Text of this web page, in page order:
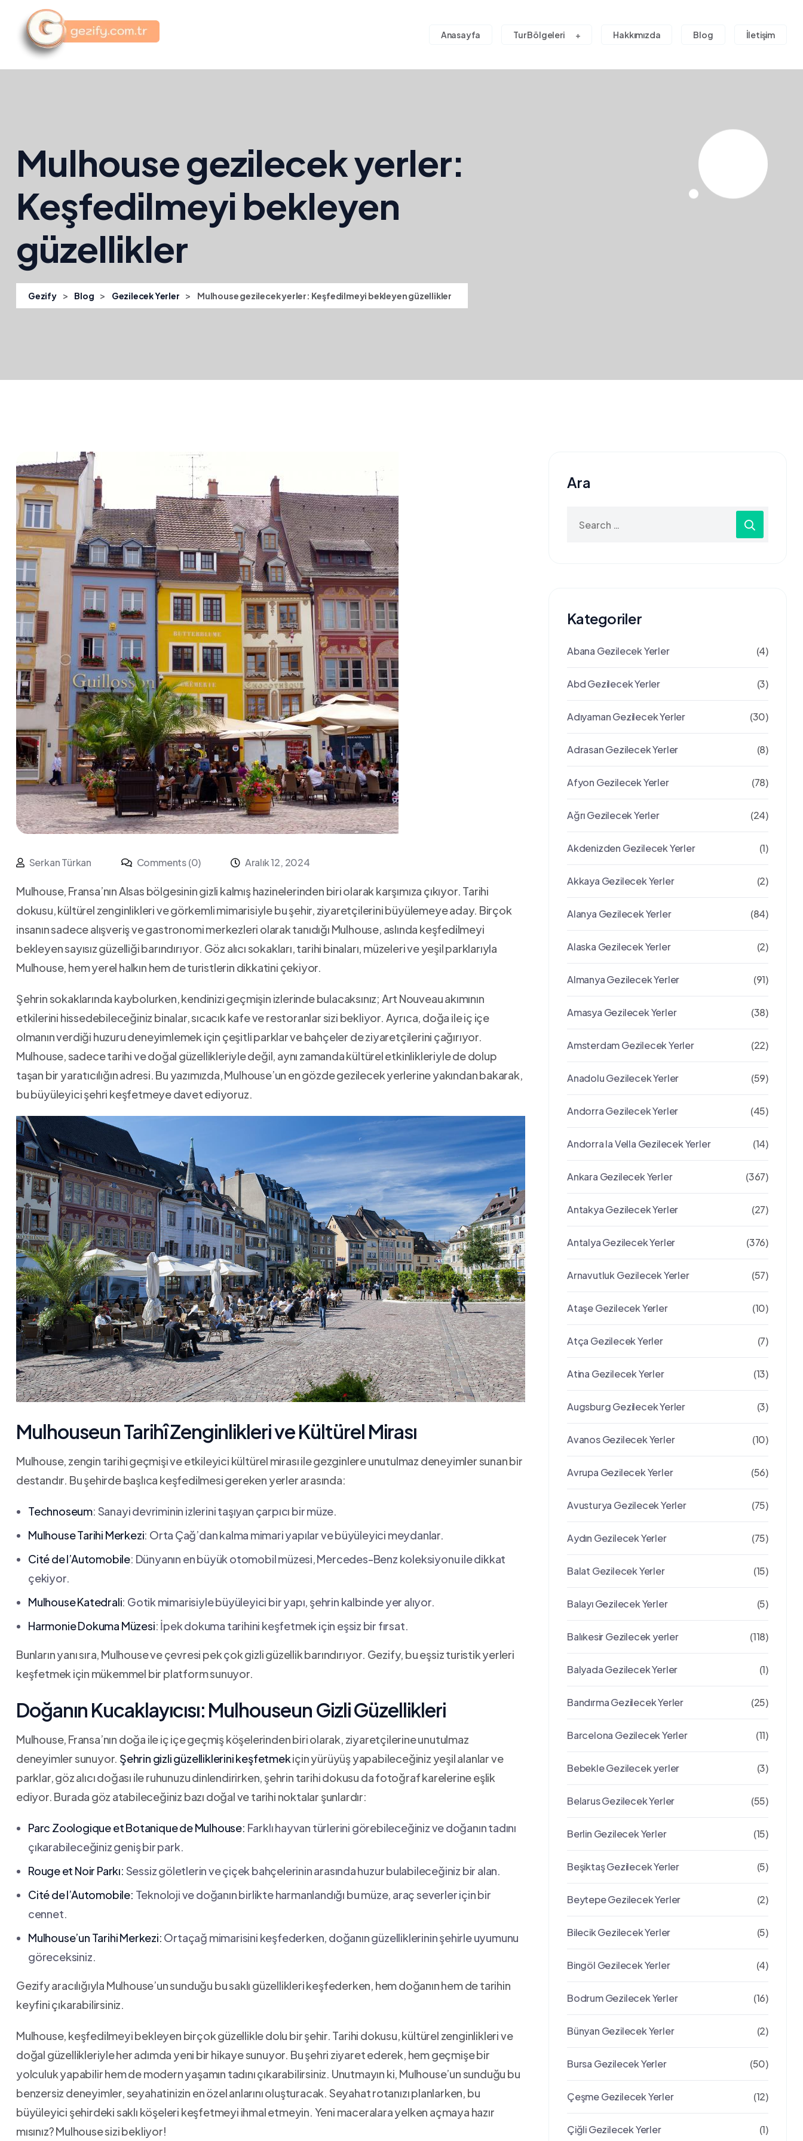
Anasayfa Tur Bölgeleri Hakkımızda Blog İletişim
Mulhouse gezilecek yerler:
Keşfedilmeyi bekleyen
güzellikler
Gezify > Blog > Gezilecek Yerler > Mulhouse gezilecek yerler: Keşfedilmeyi bekleyen güzellikler
Serkan Türkan Comments (0) Aralık 12, 2024
Mulhouse, Fransa’nın Alsas bölgesinin ⁢gizli kalmış hazinelerinden biri ⁢olarak karşımıza çıkıyor. Tarihi
dokusu,​ kültürel zenginlikleri ‍ve ⁤görkemli mimarisiyle bu şehir,⁢ ziyaretçilerini büyülemeye​ aday. ⁢Birçok⁣
insanın sadece‍ alışveriş ve gastronomi merkezleri olarak⁢ tanıdığı ‍Mulhouse, ‌aslında keşfedilmeyi
bekleyen sayısız⁤ güzelliği‌ barındırıyor. Göz alıcı sokakları, tarihi ‌binaları, müzeleri ve yeşil ⁢parklarıyla
Mulhouse, hem ​yerel halkın hem de⁤ turistlerin dikkatini çekiyor.
Şehrin sokaklarında kaybolurken, kendinizi geçmişin izlerinde bulacaksınız; Art⁢ Nouveau akımının
etkilerini hissedebileceğiniz binalar, sıcacık kafe ve restoranlar sizi ‍bekliyor. ‌Ayrıca, doğa ile iç içe
olmanın verdiği huzuru deneyimlemek için çeşitli parklar⁣ ve ⁣bahçeler ‍de ziyaretçilerini⁢ çağırıyor.
⁣Mulhouse, ⁢sadece tarihi‍ ve doğal⁢ güzellikleriyle⁢ değil, aynı zamanda kültürel ⁣etkinlikleriyle de‍ dolup
taşan bir‌ yaratıcılığın ⁤adresi.⁤ Bu ‌yazımızda, Mulhouse’un​ en gözde gezilecek ⁢yerlerine yakından ‌bakarak,
bu büyüleyici şehri keşfetmeye⁢ davet ⁣ediyoruz.
Mulhouseun Tarihî ⁤Zenginlikleri ve Kültürel ‍Mirası
Mulhouse, zengin tarihi⁣ geçmişi‌ ve etkileyici kültürel⁢ mirası ⁣ile⁢ gezginlere unutulmaz deneyimler sunan bir
destandır. Bu şehirde‍ başlıca​ keşfedilmesi gereken yerler arasında:
Technoseum: Sanayi ‌devriminin izlerini taşıyan çarpıcı bir ⁣müze.
Mulhouse Tarihi Merkezi: ‍Orta ⁢Çağ’dan kalma⁢ mimari yapılar ve ⁢büyüleyici meydanlar.
Cité ​de l’Automobile:‌ Dünyanın en büyük otomobil müzesi, ⁢Mercedes-Benz ‌koleksiyonu ile dikkat
çekiyor.
Mulhouse Katedrali: Gotik ⁢mimarisiyle ‌büyüleyici​ bir‍ yapı, şehrin kalbinde‍ yer alıyor.
Harmonie Dokuma Müzesi: İpek dokuma tarihini keşfetmek‍ için eşsiz⁢ bir fırsat.
Bunların ‌yanı sıra, Mulhouse ‍ve çevresi pek çok gizli güzellik barındırıyor. Gezify, bu eşsiz turistik ⁢yerleri
keşfetmek ⁢için⁢ mükemmel bir platform sunuyor.
Doğanın Kucaklayıcısı: ⁣Mulhouseun Gizli ⁤Güzellikleri
Mulhouse, Fransa’nın doğa ‌ile⁤ iç içe⁤ geçmiş köşelerinden biri olarak, ziyaretçilerine unutulmaz‍
deneyimler​ sunuyor.​ Şehrin gizli güzelliklerini keşfetmekiçin yürüyüş yapabileceğiniz yeşil alanlar ve
parklar, göz ​alıcı doğası‍ ile ‌ruhunuzu dinlendirirken, şehrin tarihi ​dokusu da ⁣fotoğraf karelerine eşlik
ediyor. Burada⁣ göz ⁣atabileceğiniz bazı ‌doğal ​ve tarihi noktalar şunlardır:
Parc Zoologique et Botanique de Mulhouse: Farklı hayvan türlerini görebileceğiniz ve ⁤doğanın tadını‍
çıkarabileceğiniz​ geniş bir park.
Rouge ⁤et Noir‌ Parkı: ​Sessiz göletlerin ⁤ve çiçek ‍bahçelerinin arasında ⁤huzur ⁢bulabileceğiniz bir alan.
Cité de l’Automobile: Teknoloji ve doğanın birlikte harmanlandığı bu müze, araç ​severler için bir
⁤cennet.
Mulhouse’un Tarihi Merkezi: Ortaçağ ‌mimarisini keşfederken, doğanın güzelliklerinin ‍şehirle‍ uyumunu
göreceksiniz.
Gezify ⁣aracılığıyla ‍Mulhouse’un sunduğu bu saklı güzellikleri keşfederken, hem‍ doğanın hem de tarihin
keyfini çıkarabilirsiniz.
Mulhouse, keşfedilmeyi bekleyen birçok güzellikle dolu bir ⁢şehir.⁢ Tarihi dokusu, kültürel‌ zenginlikleri ve
doğal güzellikleriyle⁣ her ⁢adımda​ yeni ⁢bir hikaye sunuyor. Bu şehri ⁤ziyaret ederek, ​hem geçmişe bir
yolculuk‍ yapabilir hem de modern yaşamın tadını çıkarabilirsiniz. Unutmayın‍ ki, Mulhouse’un sunduğu bu
benzersiz deneyimler, seyahatinizin en özel anlarını oluşturacak. Seyahat⁣ rotanızı planlarken, bu
büyüleyici şehirdeki ​saklı köşeleri keşfetmeyi ihmal etmeyin.​ Yeni maceralara yelken açmaya hazır
mısınız? Mulhouse​ sizi bekliyor!
Ara
for:
Kategoriler
Abana Gezilecek Yerler (4)
Abd Gezilecek Yerler (3)
Adıyaman Gezilecek Yerler (30)
Adrasan Gezilecek Yerler (8)
Afyon Gezilecek Yerler (78)
Ağrı Gezilecek Yerler (24)
Akdenizden Gezilecek Yerler (1)
Akkaya Gezilecek Yerler (2)
Alanya Gezilecek Yerler (84)
Alaska Gezilecek Yerler (2)
Almanya Gezilecek Yerler (91)
Amasya Gezilecek Yerler (38)
Amsterdam Gezilecek Yerler (22)
Anadolu Gezilecek Yerler (59)
Andorra Gezilecek Yerler (45)
Andorra la Vella Gezilecek Yerler (14)
Ankara Gezilecek Yerler (367)
Antakya Gezilecek Yerler (27)
Antalya Gezilecek Yerler (376)
Arnavutluk Gezilecek Yerler (57)
Ataşe Gezilecek Yerler (10)
Atça Gezilecek Yerler (7)
Atina Gezilecek Yerler (13)
Augsburg Gezilecek Yerler (3)
Avanos Gezilecek Yerler (10)
Avrupa Gezilecek Yerler (56)
Avusturya Gezilecek Yerler (75)
Aydın Gezilecek Yerler (75)
Balat Gezilecek Yerler (15)
Balayı Gezilecek Yerler (5)
Balıkesir Gezilecek yerler (118)
Balyada Gezilecek Yerler (1)
Bandırma Gezilecek Yerler (25)
Barcelona Gezilecek Yerler (11)
Bebekle Gezilecek yerler (3)
Belarus Gezilecek Yerler (55)
Berlin Gezilecek Yerler (15)
Beşiktaş Gezilecek Yerler (5)
Beytepe Gezilecek Yerler (2)
Bilecik Gezilecek Yerler (5)
Bingöl Gezilecek Yerler (4)
Bodrum Gezilecek Yerler (16)
Bünyan Gezilecek Yerler (2)
Bursa Gezilecek Yerler (50)
Çeşme Gezilecek Yerler (12)
Çiğli Gezilecek Yerler (1)